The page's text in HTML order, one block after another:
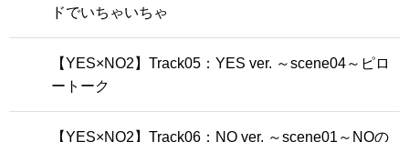
ドでいちゃいちゃ
【YES×NO2】Track05：YES ver. ～scene04～ピロ
ートーク
【YES×NO2】Track06：NO ver. ～scene01～NOの